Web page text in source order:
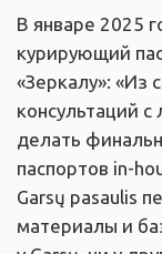
В январе 2025
курирующий
«Зеркалу»: «Из
консультаций
делать
паспортов in-
Garsų pasaulis
материалы и